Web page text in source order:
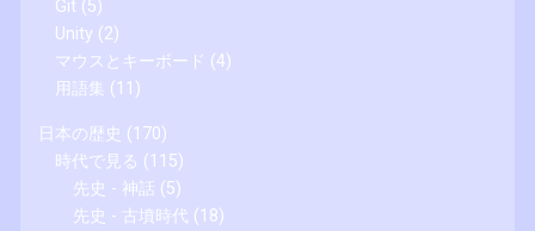
Git (5)
Unity (2)
マウスとキーボード (4)
用語集 (11)
日本の歴史 (170)
時代で見る (115)
先史 - 神話 (5)
先史 - 古墳時代 (18)